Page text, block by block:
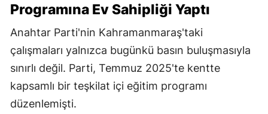
Programına Ev Sahipliği Yaptı
Anahtar Parti'nin Kahramanmaraş'taki
çalışmaları yalnızca bugünkü basın buluşmasıyla
sınırlı değil. Parti, Temmuz 2025'te kentte
kapsamlı bir teşkilat içi eğitim programı
düzenlemişti.